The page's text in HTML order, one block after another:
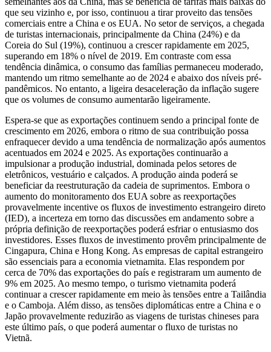
que seu vizinho e, por isso, continuou a tirar proveito das tensões
comerciais entre a China e os EUA. No setor de serviços, a chegada
de turistas internacionais, principalmente da China (24%) e da
Coreia do Sul (19%), continuou a crescer rapidamente em 2025,
superando em 18% o nível de 2019. Em contraste com essa
tendência dinâmica, o consumo das famílias permaneceu moderado,
mantendo um ritmo semelhante ao de 2024 e abaixo dos níveis pré-
pandêmicos. No entanto, a ligeira desaceleração da inflação sugere
que os volumes de consumo aumentarão ligeiramente.
Espera-se que as exportações continuem sendo a principal fonte de
crescimento em 2026, embora o ritmo de sua contribuição possa
enfraquecer devido a uma tendência de normalização após aumentos
acentuados em 2024 e 2025. As exportações continuarão a
impulsionar a produção industrial, dominada pelos setores de
eletrônicos, vestuário e calçados. A produção ainda poderá se
beneficiar da reestruturação da cadeia de suprimentos. Embora o
aumento do monitoramento dos EUA sobre as reexportações
provavelmente incentive os fluxos de investimento estrangeiro direto
(IED), a incerteza em torno das discussões em andamento sobre a
própria definição de reexportações poderá esfriar o entusiasmo dos
investidores. Esses fluxos de investimento provêm principalmente de
Cingapura, China e Hong Kong. As empresas de capital estrangeiro
são essenciais para a economia vietnamita. Elas respondem por
cerca de 70% das exportações do país e registraram um aumento de
9% em 2025. Ao mesmo tempo, o turismo vietnamita poderá
continuar a crescer rapidamente em meio às tensões entre a Tailândia
e o Camboja. Além disso, as tensões diplomáticas entre a China e o
Japão provavelmente reduzirão as viagens de turistas chineses para
este último país, o que poderá aumentar o fluxo de turistas no
Vietnã.